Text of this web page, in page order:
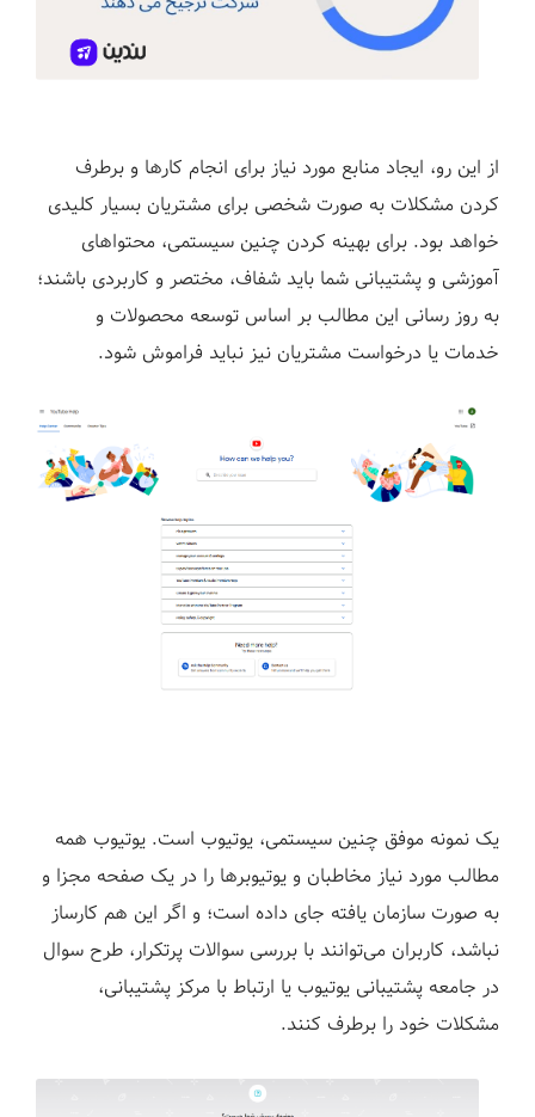
از این رو، ایجاد منابع مورد نیاز برای انجام کارها و برطرف
کردن مشکلات به صورت شخصی برای مشتریان بسیار کلیدی
خواهد بود. برای بهینه کردن چنین سیستمی، محتواهای
آموزشی و پشتیبانی شما باید شفاف، مختصر و کاربردی باشند؛
به روز رسانی این مطالب بر اساس توسعه محصولات و
خدمات یا درخواست مشتریان نیز نباید فراموش شود.
یک نمونه موفق چنین سیستمی، یوتیوب است. یوتیوب همه
مطالب مورد نیاز مخاطبان و یوتیوبرها را در یک صفحه مجزا و
به صورت سازمان یافته جای داده است؛ و اگر این هم کارساز
نباشد، کاربران می‌توانند با بررسی سوالات پرتکرار، طرح سوال
در جامعه پشتیبانی یوتیوب یا ارتباط با مرکز پشتیبانی،
مشکلات خود را برطرف کنند.